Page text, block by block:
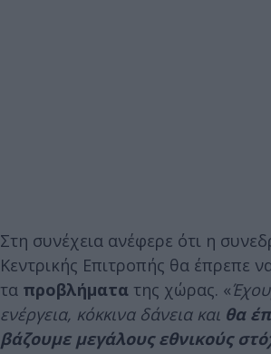
Στη συνέχεια ανέφερε ότι η
Κεντρικής Επιτροπής θα έπρεπε
τα προβλήματα της χώρας. «
ενέργεια, κόκκινα δάνεια και θα
βάζουμε μεγάλους εθνικούς